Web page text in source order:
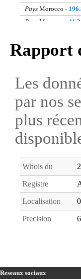
Pays Morocco -
Pays Morocco -
PaysMorocco -
Pays
Morocco -
Pays
Morocco -
Pays Morocco -
Rapport
Les
par nos
plus
Whois du
Registre
Localisation
Precision
Reseaux sociaux